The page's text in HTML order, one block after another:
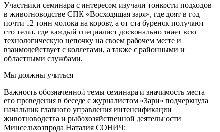
Участники семинара с интересом изучали тонкости подходов
в животноводстве СПК «Восходящая заря», где доят в год
почти 12 тонн молока на корову, а от ста буренок получают
сто телят, где каждый специалист досконально знает всю
технологическую цепочку на своем рабочем месте и
взаимодействует с коллегами, а также с районными и
областными службами.
Мы должны учиться
Важность обозначенной темы семинара и значимость места
его проведения в беседе с журналистом «Зари» подчеркнула
начальник главного управления интенсификации
животноводства и рыбохозяйственной деятельности
Минсельхозпрода Наталия СОНИЧ: